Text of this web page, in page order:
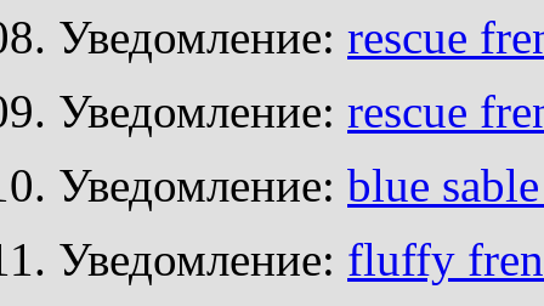
Уведомление: rescue
Уведомление: rescue
Уведомление: blue
Уведомление: fluffy